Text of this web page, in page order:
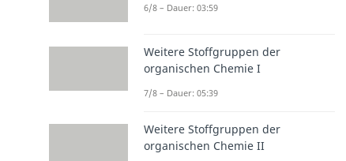
6/8 – Dauer: 03:59
Weitere Stoffgruppen der
organischen Chemie I
7/8 – Dauer: 05:39
Weitere Stoffgruppen der
organischen Chemie II